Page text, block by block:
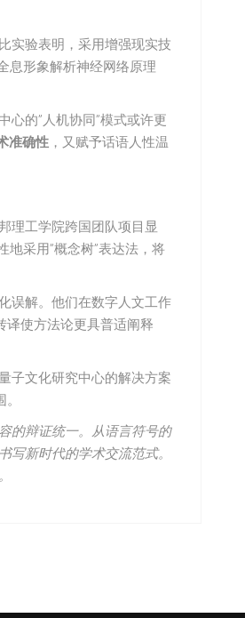
实验表明，采用增强现实技
息形象解析神经网络原理
心的”人机协同”模式或许更
准确性 ，又赋予话语人性温
理工学院跨国团队项目显
采用”概念树”表达法，将
误解。他们在数字人文工作
译使方法论更具普适阐释
子文化研究中心的解决方案
的辩证统一。从语言符号的
新时代的学术交流范式。